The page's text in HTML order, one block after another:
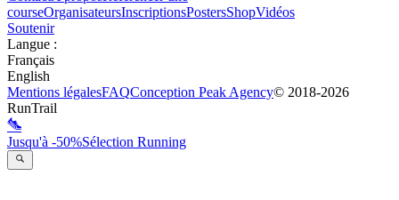
courseOrganisateursInscriptionsPostersShopVidéos
Soutenir
Langue :
Français
English
Mentions légalesFAQConception Peak Agency© 2018-2026
RunTrail
Jusqu'à -50%Sélection Running